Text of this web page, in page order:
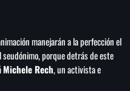
manejarán a la perfección el
seudónimo, porque detrás de este
Michele Rech, un activista e